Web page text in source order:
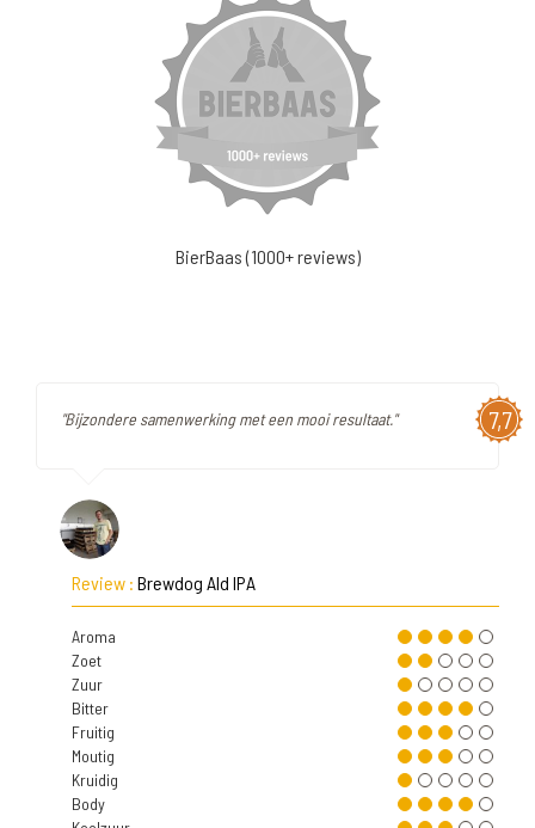
BierBaas (1000+ reviews)
7,7
"Bijzondere samenwerking met een mooi resultaat."
Review : Brewdog Ald IPA
Aroma
Zoet
Zuur
Bitter
Fruitig
Moutig
Kruidig
Body